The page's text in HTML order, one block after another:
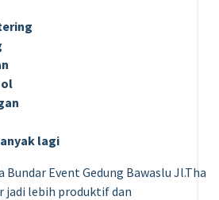
lagi
jadi lebih produktif dan